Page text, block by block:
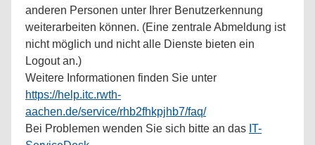
anderen Personen unter Ihrer Benutzerkennung
weiterarbeiten können. (Eine zentrale Abmeldung ist
nicht möglich und nicht alle Dienste bieten ein
Logout an.)
Weitere Informationen finden Sie unter
https://help.itc.rwth-
aachen.de/service/rhb2fhkpjhb7/faq/
Bei Problemen wenden Sie sich bitte an das IT-